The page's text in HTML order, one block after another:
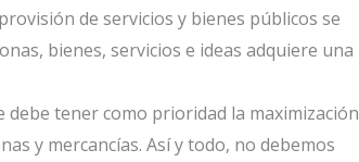
de servicios y bienes públicos se
bienes, servicios e ideas adquiere una
debe tener como prioridad la maximización
y mercancías. Así y todo, no debemos